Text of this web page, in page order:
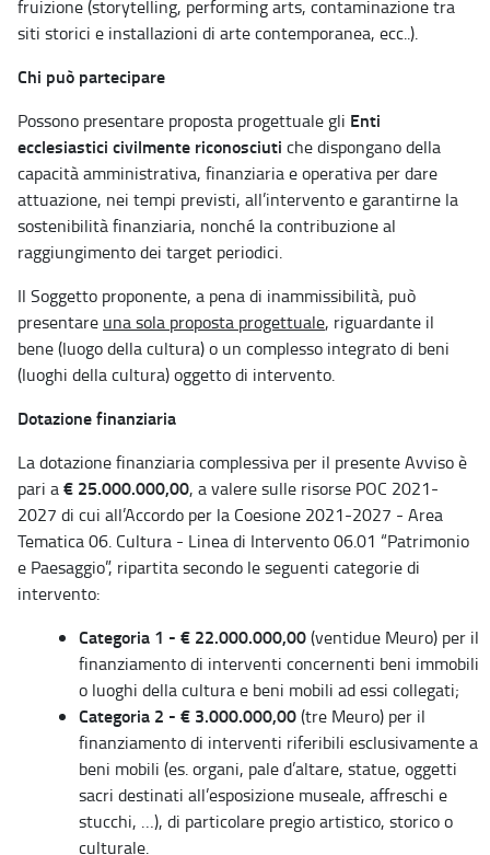
fruizione (storytelling, performing arts, contaminazione tra
siti storici e installazioni di arte contemporanea, ecc..).
Chi può partecipare
Possono presentare proposta progettuale gli Enti
ecclesiastici civilmente riconosciuti che dispongano della
capacità amministrativa, finanziaria e operativa per dare
attuazione, nei tempi previsti, all’intervento e garantirne la
sostenibilità finanziaria, nonché la contribuzione al
raggiungimento dei target periodici.
Il Soggetto proponente, a pena di inammissibilità, può
presentare una sola proposta progettuale, riguardante il
bene (luogo della cultura) o un complesso integrato di beni
(luoghi della cultura) oggetto di intervento.
Dotazione finanziaria
La dotazione finanziaria complessiva per il presente Avviso è
pari a€ 25.000.000,00, a valere sulle risorse POC 2021-
2027 di cui all’Accordo per la Coesione 2021-2027 - Area
Tematica 06. Cultura - Linea di Intervento 06.01 “Patrimonio
e Paesaggio”, ripartita secondo le seguenti categorie di
intervento:
Categoria 1 - € 22.000.000,00(ventidue Meuro) per il
finanziamento di interventi concernenti beni immobili
o luoghi della cultura e beni mobili ad essi collegati;
Categoria 2 - € 3.000.000,00(tre Meuro) per il
finanziamento di interventi riferibili esclusivamente a
beni mobili (es. organi, pale d’altare, statue, oggetti
sacri destinati all’esposizione museale, affreschi e
stucchi, …), di particolare pregio artistico, storico o
culturale.